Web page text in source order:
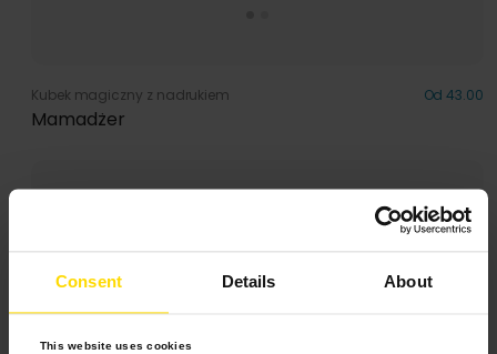
Consent Details About
This website uses cookies
Kubek magiczny z nadrukiem Od 43.00
Mamadżer